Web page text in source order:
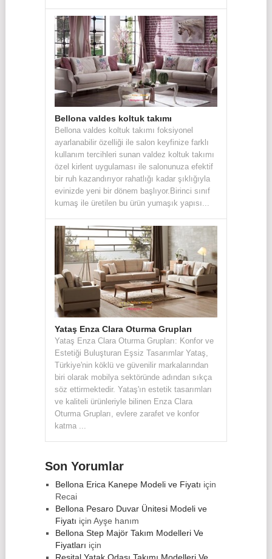
Bellona valdes koltuk takımı
Bellona valdes koltuk takımı foksiyonel
ayarlanabilir özelliği ile salon keyfinize farklı
kullanım tercihleri sunan valdez koltuk takımı
özel kirlent uygulaması ile salonunuza efektif
bir ruh kazandırıyor rahatlığı kadar şıklığıyla
evinizde yeni bir dönem başlıyor.Birinci sınıf
kumaş ile üretilen bu ürün yumaşık yapısı...
Yataş Enza Clara Oturma Grupları
Yataş Enza Clara Oturma Grupları: Konfor ve
Estetiği Buluşturan Eşsiz Tasarımlar Yataş,
Türkiye'nin köklü ve güvenilir markalarından
biri olarak mobilya sektöründe adından sıkça
söz ettirmektedir. Yataş'ın estetik tasarımları
ve kaliteli ürünleriyle bilinen Enza Clara
Oturma Grupları, evlere zarafet ve konfor
katma ...
Son Yorumlar
Bellona Erica Kanepe Modeli ve Fiyatı için
Recai
Bellona Pesaro Duvar Ünitesi Modeli ve
Fiyatı için Ayşe hanım
Bellona Step Majör Takım Modelleri Ve
Fiyatları için